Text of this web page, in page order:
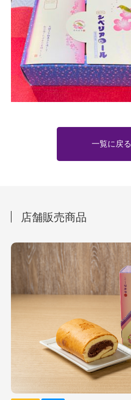
一覧に戻る
店舗販売商品